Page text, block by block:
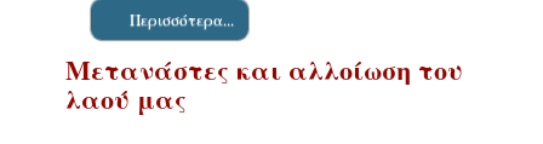
Περισσότερα...
Μετανάστες και αλλοίωση του
λαού μας